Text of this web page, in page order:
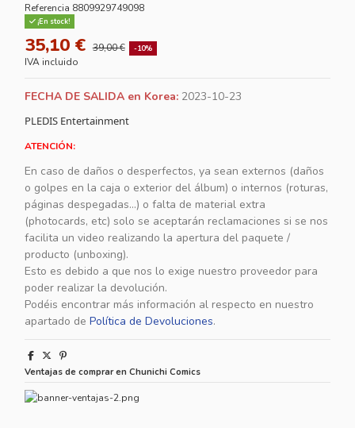
Referencia 8809929749098
¡En stock!
35,10 € 39,00 € -10%
IVA incluido
FECHA DE SALIDA en Korea: 2023-10-23
PLEDIS Entertainment
ATENCIÓN:
En caso de daños o desperfectos, ya sean externos (daños
o golpes en la caja o exterior del álbum) o internos (roturas,
páginas despegadas...) o falta de material extra
(photocards, etc) solo se aceptarán reclamaciones si se nos
facilita un video realizando la apertura del paquete /
producto (unboxing).
Esto es debido a que nos lo exige nuestro proveedor para
poder realizar la devolución.
Podéis encontrar más información al respecto en nuestro
apartado de Política de Devoluciones.
Ventajas de comprar en Chunichi Comics